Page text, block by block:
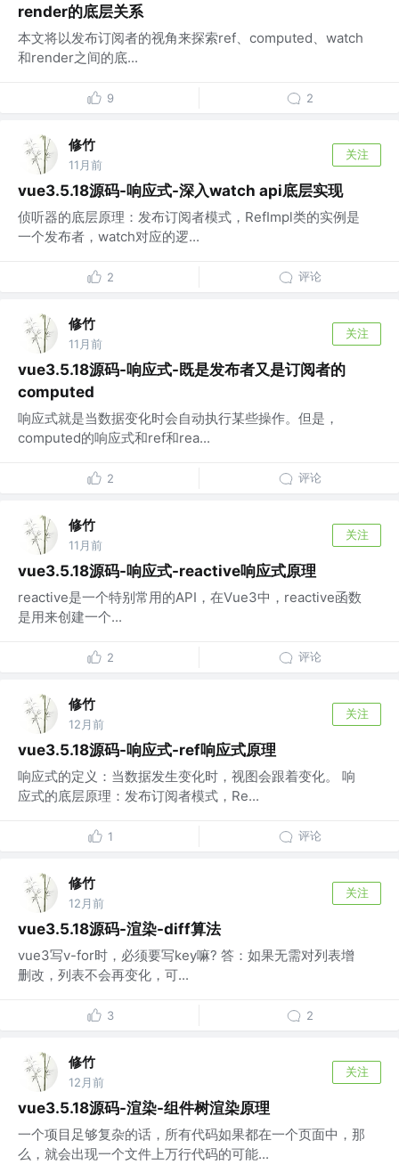
render的底层关系
本文将以发布订阅者的视角来探索ref、computed、watch
和render之间的底...
9 2
修竹
11月前
关注
vue3.5.18源码-响应式-深入watch api底层实现
侦听器的底层原理：发布订阅者模式，RefImpl类的实例是
一个发布者，watch对应的逻...
2 评论
修竹
11月前
关注
vue3.5.18源码-响应式-既是发布者又是订阅者的
computed
响应式就是当数据变化时会自动执行某些操作。但是，
computed的响应式和ref和rea...
2 评论
修竹
11月前
关注
vue3.5.18源码-响应式-reactive响应式原理
reactive是一个特别常用的API，在Vue3中，reactive函数
是用来创建一个...
2 评论
修竹
12月前
关注
vue3.5.18源码-响应式-ref响应式原理
响应式的定义：当数据发生变化时，视图会跟着变化。 响
应式的底层原理：发布订阅者模式，Re...
1 评论
修竹
12月前
关注
vue3.5.18源码-渲染-diff算法
vue3写v-for时，必须要写key嘛? 答：如果无需对列表增
删改，列表不会再变化，可...
3 2
修竹
12月前
关注
vue3.5.18源码-渲染-组件树渲染原理
一个项目足够复杂的话，所有代码如果都在一个页面中，那
么，就会出现一个文件上万行代码的可能...